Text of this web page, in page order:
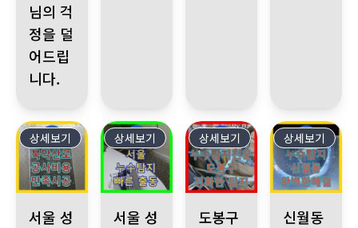
님의 걱
정을 덜
어드립
니다.
343
상세보기
서울 성
342
상세보기
서울 성
341
상세보기
도봉구
340
상세보기
신월동